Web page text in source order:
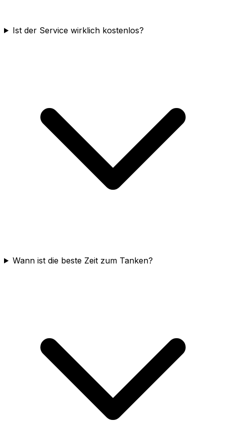
Ist der Service wirklich kostenlos?
Wann ist die beste Zeit zum Tanken?